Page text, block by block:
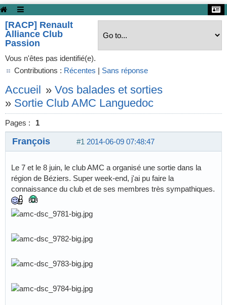
[RACP] Renault
Alliance Club
Passion
Vous n'êtes pas identifié(e).
Contributions : Récentes | Sans réponse
Accueil » Vos balades et sorties
» Sortie Club AMC Languedoc
Pages : 1
#1 2014-06-09 07:48:47
François
Le 7 et le 8 juin, le club AMC a organisé une sortie dans la
région de Béziers. Super week-end, j'ai pu faire la
connaissance du club et de ses membres très sympathiques.